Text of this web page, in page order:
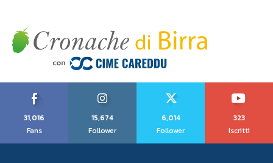
31,016
Fans
15,674
Follower
6,014
Follower
323
Iscritti